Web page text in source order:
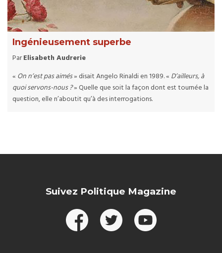
Ingénieusement superbe
ParElisabeth Audrerie
« On n’est pas aimés» disait Angelo Rinaldi en 1989. « D’ailleurs, à
quoi servons-nous ?» Quelle que soit la façon dont est tournée la
question, elle n’aboutit qu’à des interrogations.
Suivez Politique Magazine